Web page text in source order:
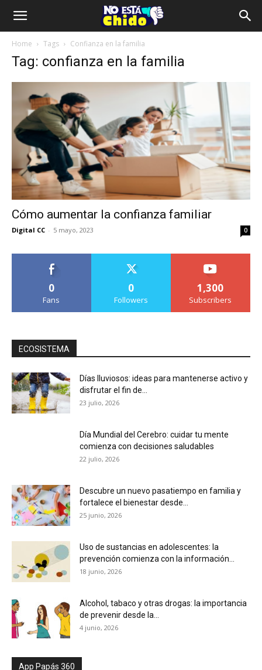
Home Tags Confianza en la familia
Tag: confianza en la familia
Cómo aumentar la confianza familiar
Digital CC - 5 mayo, 2023 0
0
Fans
0
Followers
1,300
Subscribers
ECOSISTEMA
Días lluviosos: ideas para mantenerse activo y
disfrutar el fin de...
23 julio, 2026
Día Mundial del Cerebro: cuidar tu mente
comienza con decisiones saludables
22 julio, 2026
Descubre un nuevo pasatiempo en familia y
fortalece el bienestar desde...
25 junio, 2026
Uso de sustancias en adolescentes: la
prevención comienza con la información...
18 junio, 2026
Alcohol, tabaco y otras drogas: la importancia
de prevenir desde la...
4 junio, 2026
App Papás 360